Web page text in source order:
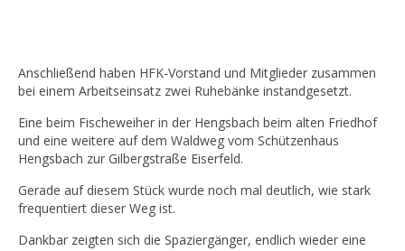
Anschließend haben HFK-Vorstand und Mitglieder zusammen
bei einem Arbeitseinsatz zwei Ruhebänke instandgesetzt.
Eine beim Fischeweiher in der Hengsbach beim alten Friedhof
und eine weitere auf dem Waldweg vom Schützenhaus
Hengsbach zur Gilbergstraße Eiserfeld.
Gerade auf diesem Stück wurde noch mal deutlich, wie stark
frequentiert dieser Weg ist.
Dankbar zeigten sich die Spaziergänger, endlich wieder eine